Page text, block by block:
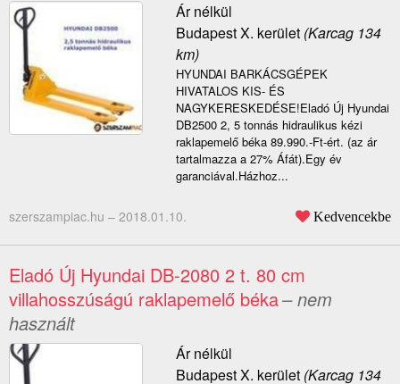
Ár nélkül
Budapest X. kerület(Karcag 134
km)
HYUNDAI BARKÁCSGÉPEK
HIVATALOS KIS- ÉS
NAGYKERESKEDÉSE!Eladó Új Hyundai
DB2500 2, 5 tonnás hidraulikus kézi
raklapemelő béka 89.990.-Ft-ért. (az ár
tartalmazza a 27% Áfát).Egy év
garanciával.Házhoz...
szerszampiac.hu – 2018.01.10. Kedvencekbe
Eladó Új Hyundai DB-2080 2 t. 80 cm
villahosszúságú raklapemelő béka– nem
használt
Ár nélkül
Budapest X. kerület(Karcag 134